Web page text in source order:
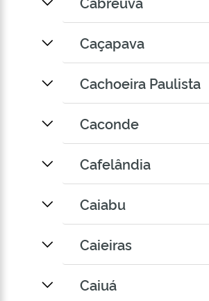
Caçapava
Cachoeira Paulista
Caconde
Cafelândia
Caiabu
Caieiras
Caiuá